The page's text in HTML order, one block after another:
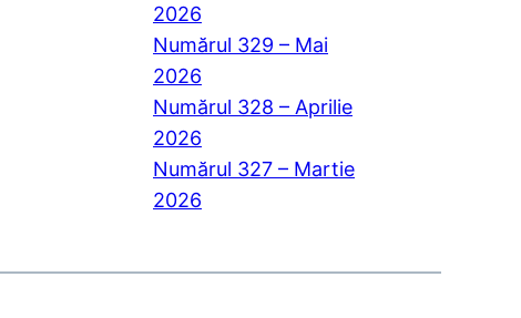
2026
Numărul 329 – Mai
2026
Numărul 328 – Aprilie
2026
Numărul 327 – Martie
2026